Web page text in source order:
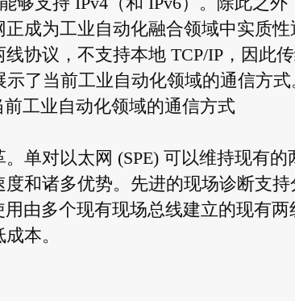
成为工业自动化融合领域中实质
协议，不支持本地 TCP/IP，因此
了当前工业自动化领域的通信方式
前工业自动化领域的通信方式
单对以太网 (SPE) 可以维持现有的
和诸多优势。先进的现场诊断支
由多个现有现场总线建立的现有
本。